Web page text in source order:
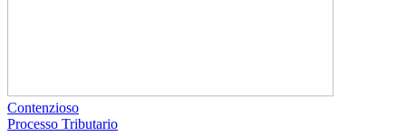
Contenzioso
Processo Tributario